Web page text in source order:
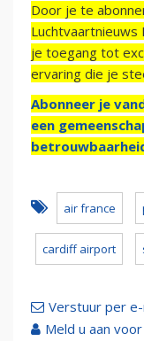
Door je te
Luchtvaartnieuws
je toegang tot
ervaring die je
Abonneer je
een
air france
cardiff airport
Verstuur per
Meld u aan